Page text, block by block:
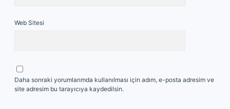
Web Sitesi
Daha sonraki yorumlarımda kullanılması için adım, e-posta adresim ve
site adresim bu tarayıcıya kaydedilsin.